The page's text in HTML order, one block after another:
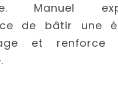
Manuel
de bâtir une
et renforce